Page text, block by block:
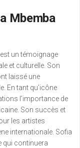
Mbemba
un témoignage
et culturelle. Son
laissé une
En tant qu’icône
l’importance de
Son succès et
les artistes
internationale. Sofia
qui continuera